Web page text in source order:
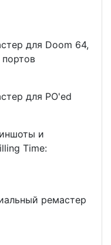
для Doom 64,
для PO'ed
и
Time:
ремастер